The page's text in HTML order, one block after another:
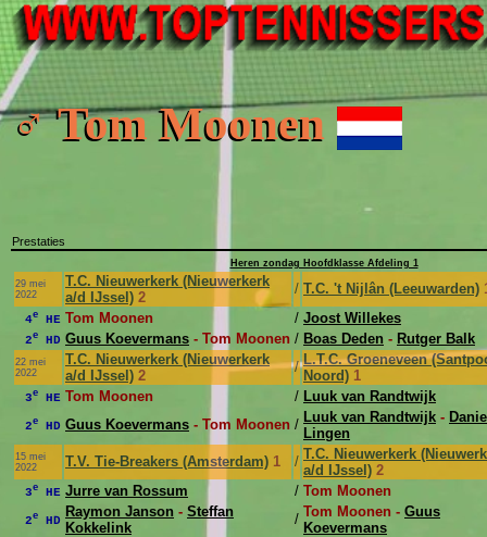
♂ Tom Moonen
Prestaties
Heren zondag Hoofdklasse Afdeling 1
29 mei
2022
T.C. Nieuwerkerk (Nieuwerkerk
a/d IJssel) 2
/ T.C. 't Nijlân (Leeuwarden)
4e HE Tom Moonen / Joost Willekes
2e HD Guus Koevermans - Tom Moonen / Boas Deden - Rutger Balk
22 mei
2022
T.C. Nieuwerkerk (Nieuwerkerk
a/d IJssel) 2
/ L.T.C. Groeneveen
Noord) 1
3e HE Tom Moonen / Luuk van Randtwijk
2e HD Guus Koevermans - Tom Moonen / Luuk van Randtwijk -
Lingen
15 mei
2022
T.V. Tie-Breakers (Amsterdam) 1 / T.C. Nieuwerkerk
a/d IJssel) 2
3e HE Jurre van Rossum / Tom Moonen
2e HD
Raymon Janson - Steffan
Kokkelink
/ Tom Moonen - Guus
Koevermans